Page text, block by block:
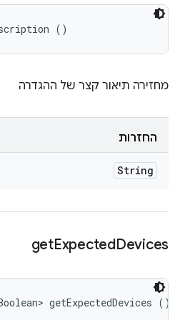
()
מחזירה תיאור קצר של ההגדרה
החזרות
String
getExpectedDevices
getExpectedDevices ()